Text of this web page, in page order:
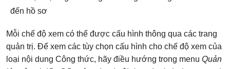
đến hồ sơ
Mỗi chế độ xem có thể được cấu hình thông qua các trang
quản trị. Để xem các tùy chọn cấu hình cho chế độ xem của
loại nội dung Công thức, hãy điều hướng trong menu Quản